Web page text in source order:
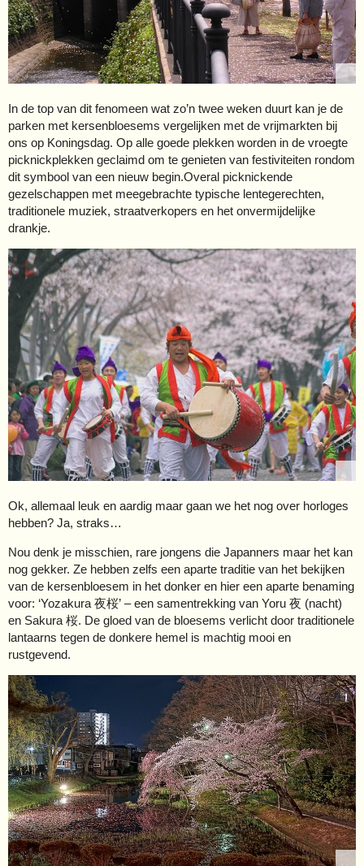
In de top van dit fenomeen wat zo’n twee weken duurt kan je de
parken met kersenbloesems vergelijken met de vrijmarkten bij
ons op Koningsdag. Op alle goede plekken worden in de vroegte
picknickplekken geclaimd om te genieten van festiviteiten rondom
dit symbool van een nieuw begin.Overal picknickende
gezelschappen met meegebrachte typische lentegerechten,
traditionele muziek, straatverkopers en het onvermijdelijke
drankje.
Ok, allemaal leuk en aardig maar gaan we het nog over horloges
hebben? Ja, straks…
Nou denk je misschien, rare jongens die Japanners maar het kan
nog gekker. Ze hebben zelfs een aparte traditie van het bekijken
van de kersenbloesem in het donker en hier een aparte benaming
voor: ‘Yozakura 夜桜’ – een samentrekking van Yoru 夜 (nacht)
en Sakura 桜. De gloed van de bloesems verlicht door traditionele
lantaarns tegen de donkere hemel is machtig mooi en
rustgevend.